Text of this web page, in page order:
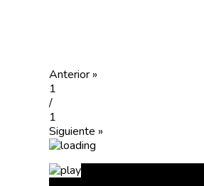
Anterior »
1
/
1
Siguiente »